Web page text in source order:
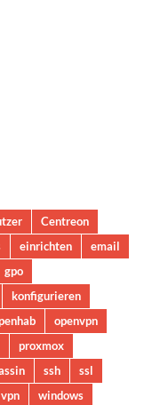
Centreon
einrichten
email
gpo
konfigurieren
openvpn
proxmox
ssh
ssl
vpn windows